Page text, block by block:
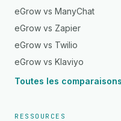
eGrow vs ManyChat
eGrow vs Zapier
eGrow vs Twilio
eGrow vs Klaviyo
Toutes les
RESSOURCES